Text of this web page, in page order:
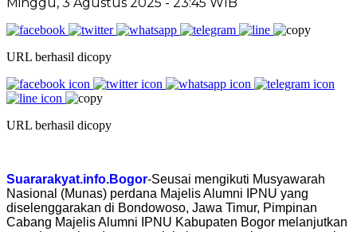
URL berhasil dicopy
URL berhasil dicopy
Suararakyat.info.Bogor-Seusai mengikuti Musyawarah
Nasional (Munas) perdana Majelis Alumni IPNU yang
diselenggarakan di Bondowoso, Jawa Timur, Pimpinan
Cabang Majelis Alumni IPNU Kabupaten Bogor melanjutkan